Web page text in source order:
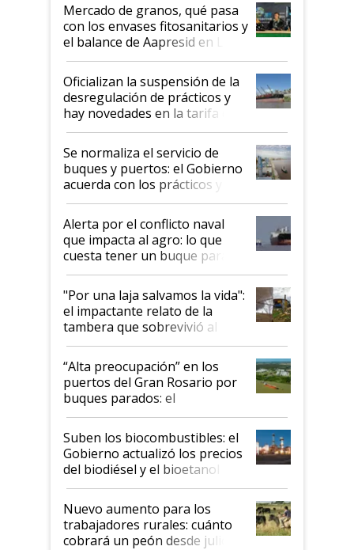
Mercado de granos, qué pasa
con los envases fitosanitarios y
el balance de Aapresid en La
Posta
Oficializan la suspensión de la
desregulación de prácticos y
hay novedades en la tarifa de
la hidrovía
Se normaliza el servicio de
buques y puertos: el Gobierno
acuerda con los prácticos y
suspende el decreto de
desregulación
Alerta por el conflicto naval
que impacta al agro: lo que
cuesta tener un buque parado
y el peligro de que Argentina
pase a ser "país sucio"
"Por una laja salvamos la vida":
el impactante relato de la
tambera que sobrevivió al
tornado
“Alta preocupación” en los
puertos del Gran Rosario por
buques parados: el
funcionamiento de las
exportadoras en tensión tras
la medida de fuerza de los
prácticos
Suben los biocombustibles: el
Gobierno actualizó los precios
del biodiésel y el bioetanol
Nuevo aumento para los
trabajadores rurales: cuánto
cobrará un peón desde julio